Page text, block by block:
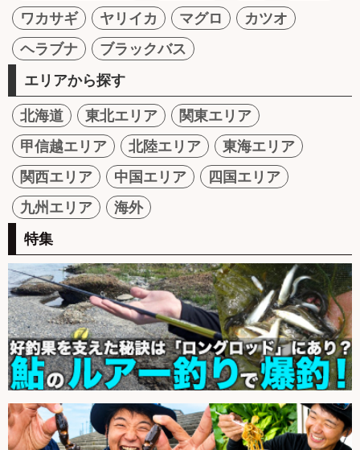
ワカサギ
ヤリイカ マグロ
カツオ
ヘラブナ
ブラックバス
エリアから探す
北海道 東北エリア
関東エリア
甲信越エリア
北陸エリア
東海エリア
関西エリア
中国エリア
四国エリア
九州エリア
海外
特集